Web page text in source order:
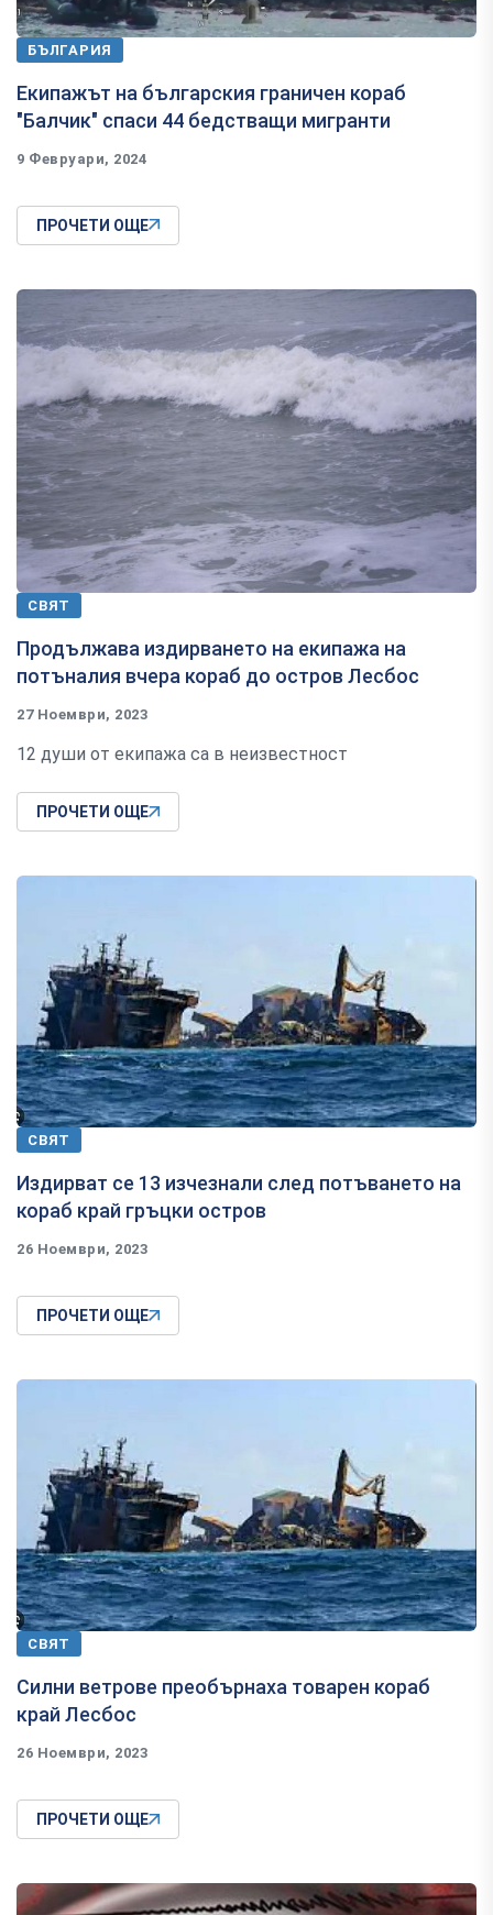
БЪЛГАРИЯ
Екипажът на българския граничен кораб
"Балчик" спаси 44 бедстващи мигранти
9 Февруари, 2024
ПРОЧЕТИ ОЩЕ
СВЯТ
Продължава издирването на екипажа на
потъналия вчера кораб до остров Лесбос
27 Ноември, 2023
12 души от екипажа са в неизвестност
ПРОЧЕТИ ОЩЕ
СВЯТ
Издирват се 13 изчезнали след потъването на
кораб край гръцки остров
26 Ноември, 2023
ПРОЧЕТИ ОЩЕ
СВЯТ
Силни ветрове преобърнаха товарен кораб
край Лесбос
26 Ноември, 2023
ПРОЧЕТИ ОЩЕ